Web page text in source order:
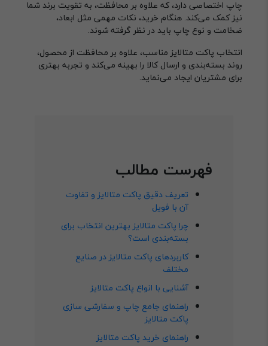
چاپ اختصاصی دارد، که علاوه بر محافظت، به تقویت برند شما
نیز کمک می‌کند. هنگام خرید، نکات مهمی مثل ابعاد،
ضخامت و نوع چاپ باید در نظر گرفته شوند.
انتخاب پاکت متالایز مناسب، علاوه بر محافظت از محصول،
روند بسته‌بندی و ارسال کالا را بهینه می‌کند و تجربه بهتری
برای مشتریان ایجاد می‌نماید.
فهرست مطالب
تعریف دقیق پاکت متالایز و تفاوت
آن با فویل
چرا پاکت متالایز بهترین انتخاب برای
بسته‌بندی است؟
کاربردهای پاکت متالایز در صنایع
مختلف
آشنایی با انواع پاکت متالایز
راهنمای جامع چاپ و سفارشی سازی
پاکت متالایز
راهنمای خرید پاکت متالایز